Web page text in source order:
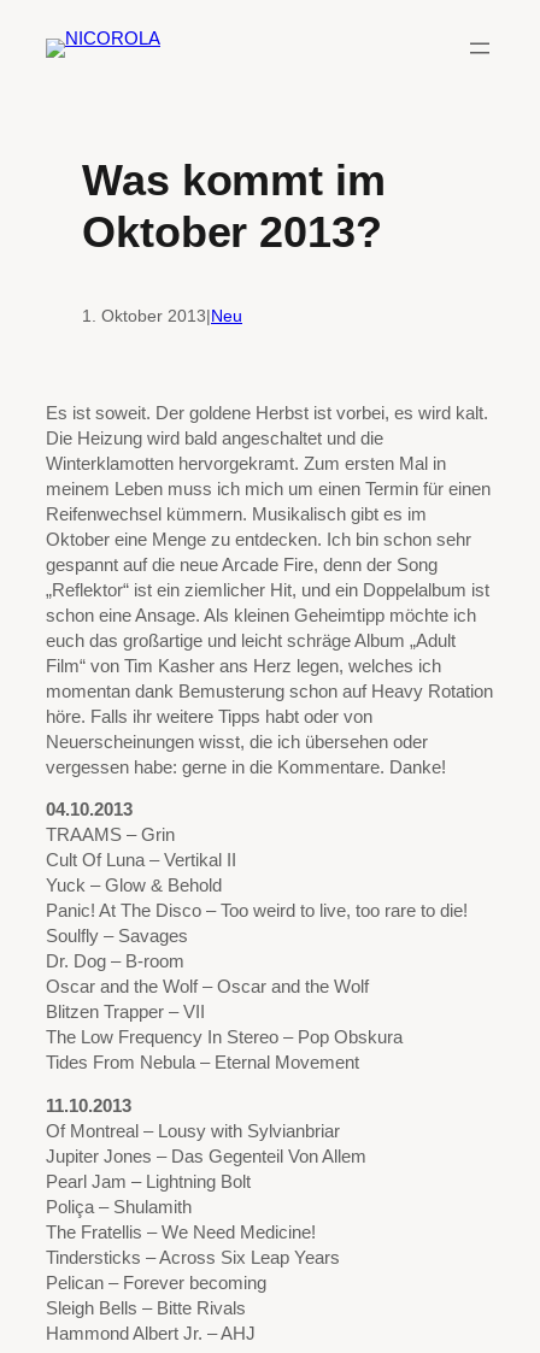
Inhalt
Was kommt im
Oktober 2013?
1. Oktober 2013|Neu
Es ist soweit. Der goldene Herbst ist vorbei, es wird kalt.
Die Heizung wird bald angeschaltet und die
Winterklamotten hervorgekramt. Zum ersten Mal in
meinem Leben muss ich mich um einen Termin für einen
Reifenwechsel kümmern. Musikalisch gibt es im
Oktober eine Menge zu entdecken. Ich bin schon sehr
gespannt auf die neue Arcade Fire, denn der Song
„Reflektor“ ist ein ziemlicher Hit, und ein Doppelalbum ist
schon eine Ansage. Als kleinen Geheimtipp möchte ich
euch das großartige und leicht schräge Album „Adult
Film“ von Tim Kasher ans Herz legen, welches ich
momentan dank Bemusterung schon auf Heavy Rotation
höre. Falls ihr weitere Tipps habt oder von
Neuerscheinungen wisst, die ich übersehen oder
vergessen habe: gerne in die Kommentare. Danke!
04.10.2013
TRAAMS – Grin
Cult Of Luna – Vertikal II
Yuck – Glow & Behold
Panic! At The Disco – Too weird to live, too rare to die!
Soulfly – Savages
Dr. Dog – B-room
Oscar and the Wolf – Oscar and the Wolf
Blitzen Trapper – VII
The Low Frequency In Stereo – Pop Obskura
Tides From Nebula – Eternal Movement
11.10.2013
Of Montreal – Lousy with Sylvianbriar
Jupiter Jones – Das Gegenteil Von Allem
Pearl Jam – Lightning Bolt
Poliça – Shulamith
The Fratellis – We Need Medicine!
Tindersticks – Across Six Leap Years
Pelican – Forever becoming
Sleigh Bells – Bitte Rivals
Hammond Albert Jr. – AHJ